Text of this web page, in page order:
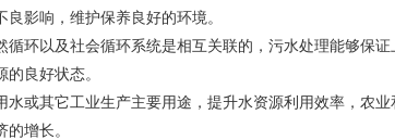
影响，维护保养良好的环境。
环以及社会循环系统是相互关联的，污水处理能够保
良好状态。
或其它工业生产主要用途，提升水资源利用效率，农
增长。